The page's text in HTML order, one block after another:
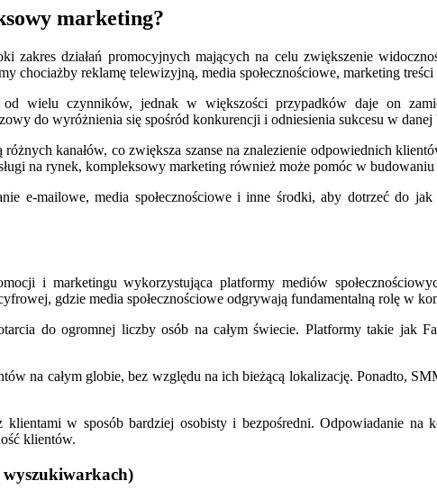
marketing?
zakres działań promocyjnych mających na celu zwiększenie
chociażby reklamę telewizyjną, media społecznościowe, marketing
od wielu czynników, jednak w większości przypadków daje on
do wyróżnienia się spośród konkurencji i odniesienia sukcesu w danej
kanałów, co zwiększa szanse na znalezienie odpowiednich
na rynek, kompleksowy marketing również może pomóc w
e-mailowe, media społecznościowe i inne środki, aby dotrzeć do
i marketingu wykorzystująca platformy mediów
gdzie media społecznościowe odgrywają fundamentalną rolę w
do ogromnej liczby osób na całym świecie. Platformy takie jak
na całym globie, bez względu na ich bieżącą lokalizację. Ponadto,
w sposób bardziej osobisty i bezpośredni. Odpowiadanie na
klientów.